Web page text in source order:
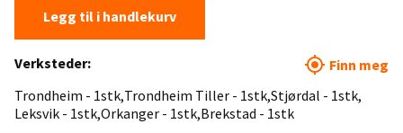
Legg til i handlekurv
Verksteder:
Trondheim - 1stk Trondheim Tiller - 1stk Stjørdal - 1stk
Leksvik - 1stk Orkanger - 1stk Brekstad - 1stk
Finn meg